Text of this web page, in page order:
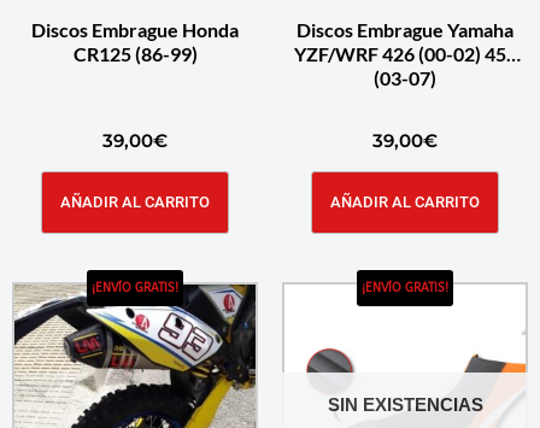
Discos Embrague Honda
CR125 (86-99)
39,00€
AÑADIR AL CARRITO
Discos Embrague Yamaha
YZF/WRF 426 (00-02) 450
(03-07)
39,00€
AÑADIR AL CARRITO
¡ENVÍO GRATIS!
SIN EXISTENCIAS
¡ENVÍO GRATIS!